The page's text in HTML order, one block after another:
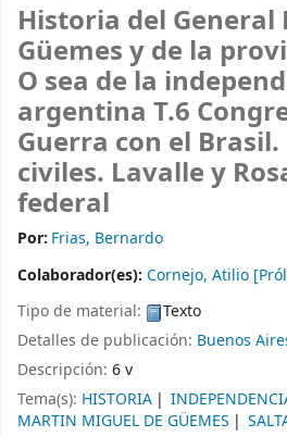
Historia del
Güemes y de la
O sea de la
argentina T.6
Guerra con el
civiles. Lavalle y
federal
Por: Frias, Bernardo
Colaborador(es): Cornejo, Atilio
Tipo de material:
Texto
Detalles de publicación: Buenos
Descripción: 6 v
Tema(s): HISTORIA
MARTIN MIGUEL DE GÜEMES